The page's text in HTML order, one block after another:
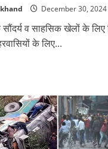
December 30, 2024
व साहसिक खेलों के
के लिए...